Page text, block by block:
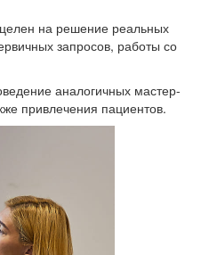
на решение реальных
запросов, работы со
аналогичных мастер-
привлечения пациентов.